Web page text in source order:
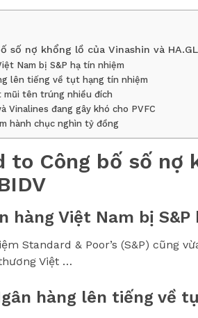
số nợ khổng lồ của Vinashin và
Nam bị S&P hạ tín nhiệm
lên tiếng về tụt hạng tín nhiệm
mũi tên trúng nhiều đích
Vinalines đang gây khó cho PVFC
hành chục nghìn tỷ đồng
to Công bố số nợ
hàng Việt Nam bị
Standard & Poor’s (S&P) cũng
Việt …
hàng lên tiếng về